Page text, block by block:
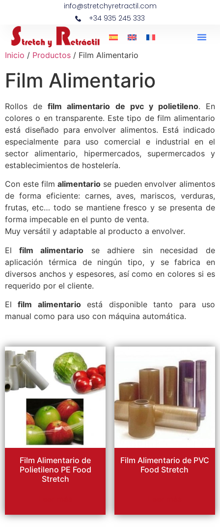
info@stretchyretractil.com
+34 935 245 333
Inicio / Productos / Film Alimentario
Film Alimentario
Rollos defilm alimentario de pvc y polietileno. En
colores o en transparente. Este tipo de film alimentario
está diseñado para envolver alimentos. Está indicado
especialmente para uso comercial e industrial en el
sector alimentario, hipermercados, supermercados y
establecimientos de hostelería.
Con este film alimentariose pueden envolver alimentos
de forma eficiente: carnes, aves, mariscos, verduras,
frutas, etc… todo se mantiene fresco y se presenta de
forma impecable en el punto de venta.
Muy versátil y adaptable al producto a envolver.
El film alimentario se adhiere sin necesidad de
aplicación térmica de ningún tipo, y se fabrica en
diversos anchos y espesores, así como en colores si es
requerido por el cliente.
Elfilm alimentarioestá disponible tanto para uso
manual como para uso con máquina automática.
Film Alimentario de
Polietileno PE Food
Stretch
Film Alimentario de PVC
Food Stretch